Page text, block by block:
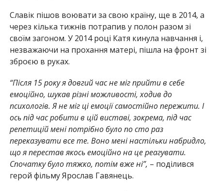
Славік пішов воювати за свою країну, ще в 2014, а
через кілька тижнів потрапив у полон разом зі
своїм загоном. У 2014 році Катя кинула навчання і,
незважаючи на прохання матері, пішла на фронт зі
зброєю в руках.
“Після 15 року я довгий час не міг прийти в себе
емоційно, шукав різні можливості, ходив до
психологів. Я не міг ці емоції самостійно пережити. І
ось під час робити в цій виставі, зокрема, під час
репетицій мені потрібно було по сто раз
переказувати все те. Воно мені настільки набридло,
що я перестав якось емоційно на це реагувати.
Спочатку було тяжко, потім вже ні”, – поділився
герой фільму Ярослав Гавянець.